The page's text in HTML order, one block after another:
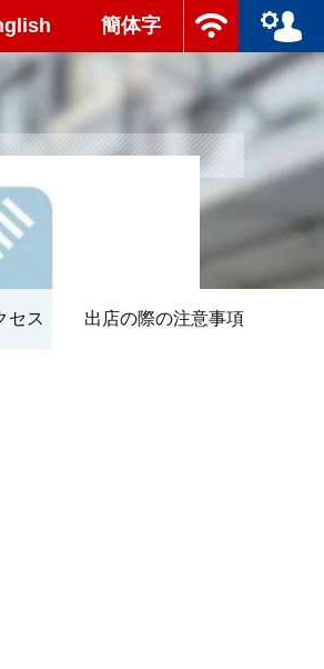
簡体字
セス 出店の際の注意事項